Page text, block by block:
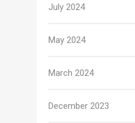
July 2024
May 2024
March 2024
December 2023